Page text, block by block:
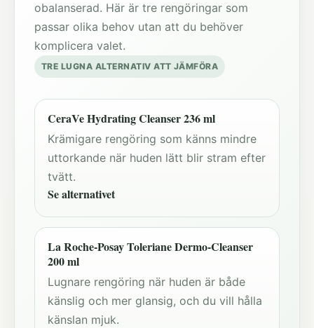
obalanserad. Här är tre rengöringar som
passar olika behov utan att du behöver
komplicera valet.
TRE LUGNA ALTERNATIV ATT JÄMFÖRA
CeraVe Hydrating Cleanser 236 ml
Krämigare rengöring som känns mindre
uttorkande när huden lätt blir stram efter
tvätt.
Se alternativet
La Roche-Posay Toleriane Dermo-Cleanser
200 ml
Lugnare rengöring när huden är både
känslig och mer glansig, och du vill hålla
känslan mjuk.